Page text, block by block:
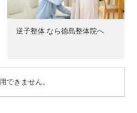
逆子整体 なら徳島整体院へ
できません。